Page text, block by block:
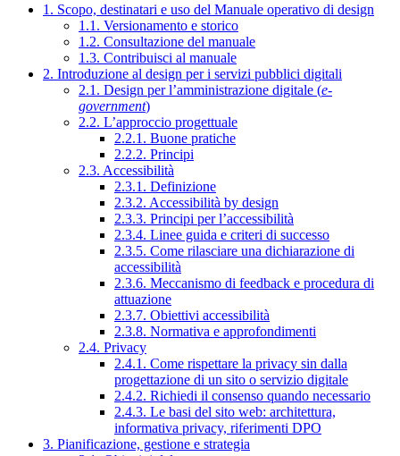
1. Scopo, destinatari e uso del Manuale operativo di design
1.1. Versionamento e storico
1.2. Consultazione del manuale
1.3. Contribuisci al manuale
2. Introduzione al design per i servizi pubblici digitali
2.1. Design per l’amministrazione digitale (e-
government)
2.2. L’approccio progettuale
2.2.1. Buone pratiche
2.2.2. Principi
2.3. Accessibilità
2.3.1. Definizione
2.3.2. Accessibilità by design
2.3.3. Principi per l’accessibilità
2.3.4. Linee guida e criteri di successo
2.3.5. Come rilasciare una dichiarazione di
accessibilità
2.3.6. Meccanismo di feedback e procedura di
attuazione
2.3.7. Obiettivi accessibilità
2.3.8. Normativa e approfondimenti
2.4. Privacy
2.4.1. Come rispettare la privacy sin dalla
progettazione di un sito o servizio digitale
2.4.2. Richiedi il consenso quando necessario
2.4.3. Le basi del sito web: architettura,
informativa privacy, riferimenti DPO
3. Pianificazione, gestione e strategia